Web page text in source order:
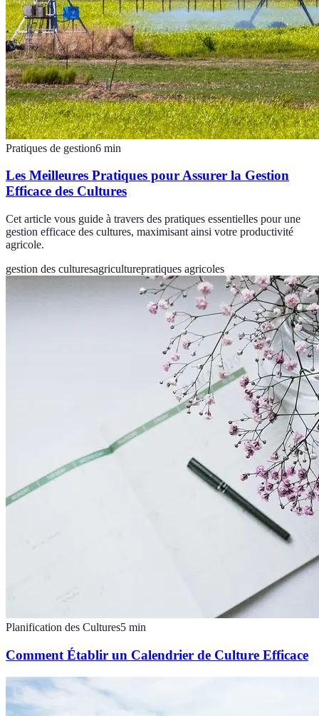
Pratiques de gestion6 min
Les Meilleures Pratiques pour Assurer la Gestion
Efficace des Cultures
Cet article vous guide à travers des pratiques essentielles pour une
gestion efficace des cultures, maximisant ainsi votre productivité
agricole.
gestion des culturesagriculturepratiques agricoles
Planification des Cultures5 min
Comment Établir un Calendrier de Culture Efficace